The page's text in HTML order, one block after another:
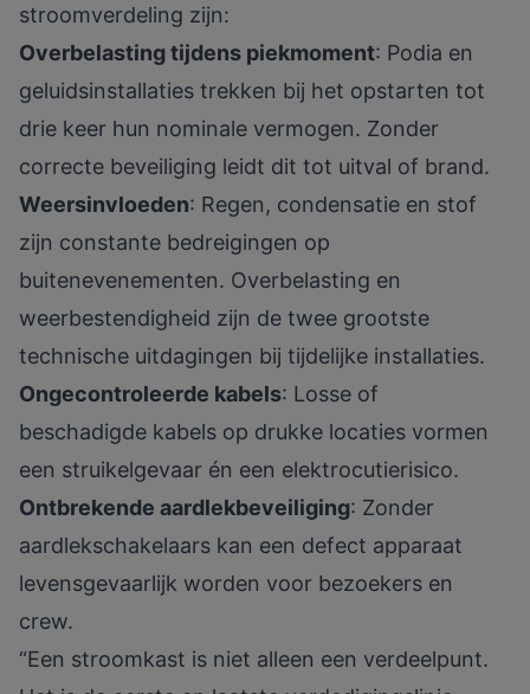
stroomverdeling zijn:
Overbelasting tijdens piekmoment: Podia en
geluidsinstallaties trekken bij het opstarten tot
drie keer hun nominale vermogen. Zonder
correcte beveiliging leidt dit tot uitval of brand.
Weersinvloeden: Regen, condensatie en stof
zijn constante bedreigingen op
buitenevenementen. Overbelasting en
weerbestendigheid zijn de twee grootste
technische uitdagingen bij tijdelijke installaties.
Ongecontroleerde kabels: Losse of
beschadigde kabels op drukke locaties vormen
een struikelgevaar én een elektrocutierisico.
Ontbrekende aardlekbeveiliging: Zonder
aardlekschakelaars kan een defect apparaat
levensgevaarlijk worden voor bezoekers en
crew.
“Een stroomkast is niet alleen een verdeelpunt.